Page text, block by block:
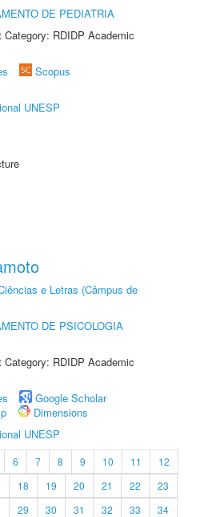
DE PEDIATRIA
RDIDP Academic
Scopus
UNESP
e Letras (Câmpus de
DE PSICOLOGIA
RDIDP Academic
Google Scholar
Dimensions
UNESP
6 7 8 9 10 11
12
18 19 20 21 22
23
29 30 31 32 33
34